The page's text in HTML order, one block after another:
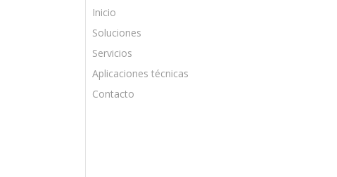
Inicio
Soluciones
Servicios
Aplicaciones técnicas
Contacto